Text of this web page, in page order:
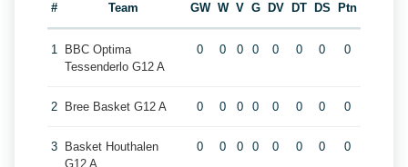
# Team GW W V G DV DT DS Ptn
1
BBC Optima
Tessenderlo G12 A
0 0 0 0 0 0 0 0
2 Bree Basket G12 A 0 0 0 0 0 0 0 0
3
Basket Houthalen
G12 A
0 0 0 0 0 0 0 0